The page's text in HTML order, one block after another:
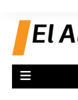
content